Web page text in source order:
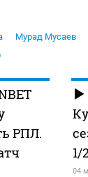
Мурад Мусаев
РПЛ.
1/
04